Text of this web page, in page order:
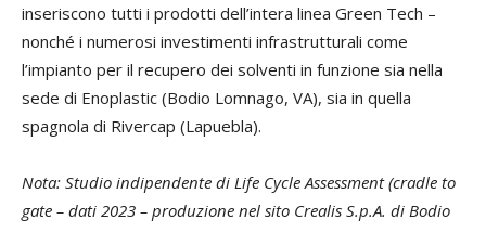
inseriscono tutti i prodotti dell’intera linea Green Tech –
nonché i numerosi investimenti infrastrutturali come
l’impianto per il recupero dei solventi in funzione sia nella
sede di Enoplastic (Bodio Lomnago, VA), sia in quella
spagnola di Rivercap (Lapuebla).
Nota: Studio indipendente di Life Cycle Assessment (cradle to
gate – dati 2023 – produzione nel sito Crealis S.p.A. di Bodio